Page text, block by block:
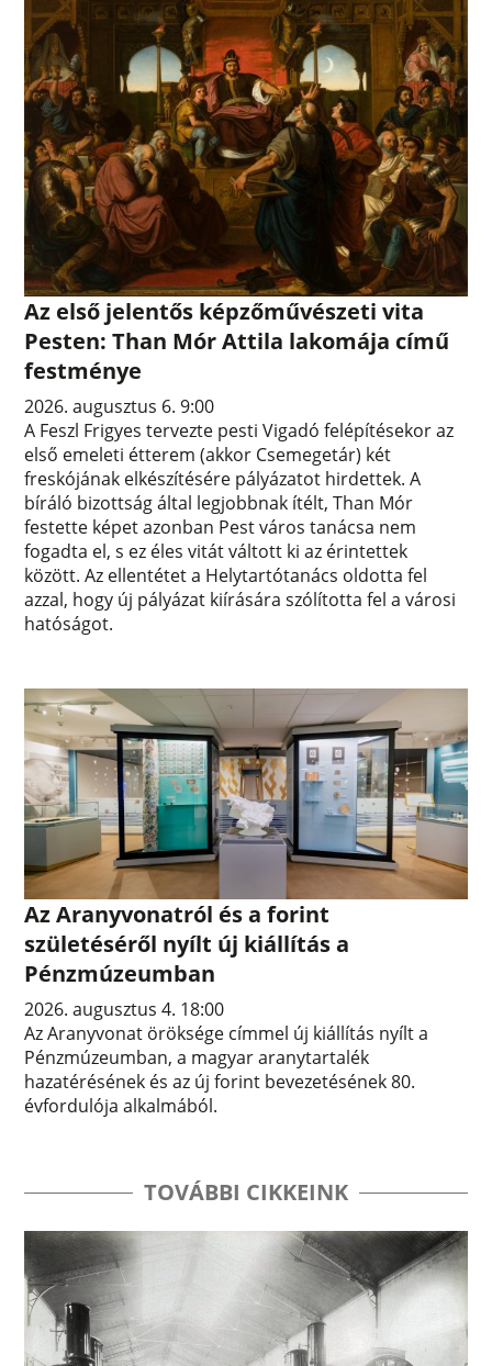
Az első jelentős képzőművészeti vita
Pesten: Than Mór Attila lakomája című
festménye
2026. augusztus 6. 9:00
A Feszl Frigyes tervezte pesti Vigadó felépítésekor az
első emeleti étterem (akkor Csemegetár) két
freskójának elkészítésére pályázatot hirdettek. A
bíráló bizottság által legjobbnak ítélt, Than Mór
festette képet azonban Pest város tanácsa nem
fogadta el, s ez éles vitát váltott ki az érintettek
között. Az ellentétet a Helytartótanács oldotta fel
azzal, hogy új pályázat kiírására szólította fel a városi
hatóságot.
Az Aranyvonatról és a forint
születéséről nyílt új kiállítás a
Pénzmúzeumban
2026. augusztus 4. 18:00
Az Aranyvonat öröksége címmel új kiállítás nyílt a
Pénzmúzeumban, a magyar aranytartalék
hazatérésének és az új forint bevezetésének 80.
évfordulója alkalmából.
TOVÁBBI CIKKEINK